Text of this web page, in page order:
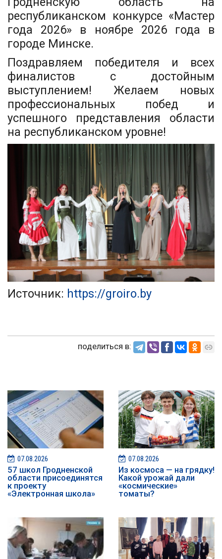
республиканском конкурсе «Мастер
года 2026» в ноябре 2026 года в
городе Минске.
Поздравляем победителя и всех
финалистов с достойным
выступлением! Желаем новых
профессиональных побед и
успешного представления области
на республиканском уровне!
Источник: https://groiro.by
поделиться в:
07.08.2026
57 школ Гродненской
области присоединятся
к проекту
«Электронная школа»
07.08.2026
Из космоса — на грядку!
Какой урожай дали
«космические»
томаты?